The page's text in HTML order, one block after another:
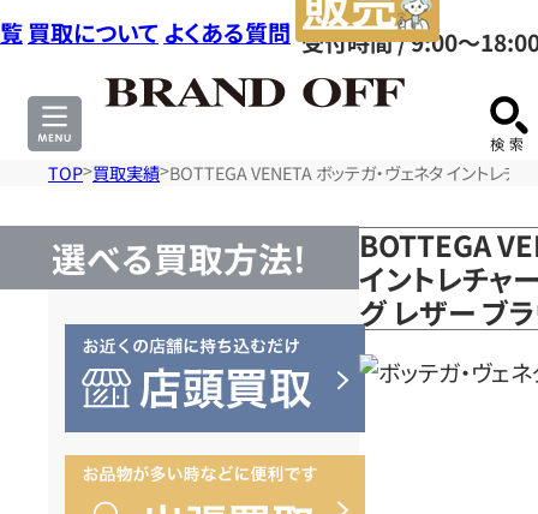
ヤ
ル
0120604117
受付時間 / 9:00～
覧 買取について よくある質問
サ
TOP 買取実績 BOTTEGA VENETA ボッテガ・ヴェネタ イントレ
選べる買取方法!
BOTTEGA
イントレチャ
グ レザー ブ